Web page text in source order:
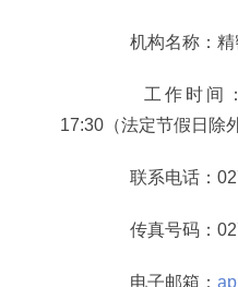
机构名称：精
工作时间
17:30 （法定节假日除
联系电话：
传真号码：
电子邮箱：